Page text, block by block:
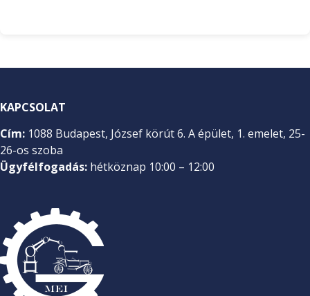
KAPCSOLAT
Cím: 1088 Budapest, József körút 6. A épület, 1. emelet, 25-
26-os szoba
Ügyfélfogadás: hétköznap 10:00 – 12:00